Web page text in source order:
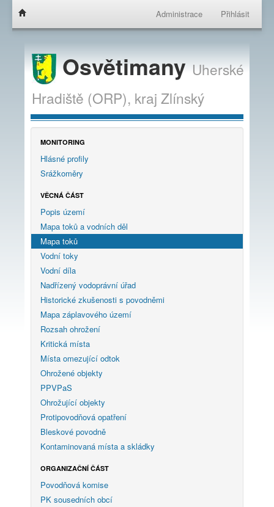
Administrace Přihlásit
OsvětimanyUherské
Hradiště (ORP), kraj Zlínský
MONITORING
Hlásné profily
Srážkoměry
VĚCNÁ ČÁST
Popis území
Mapa toků a vodních děl
Mapa toků
Vodní toky
Vodní díla
Nadřízený vodoprávní úřad
Historické zkušenosti s povodněmi
Mapa záplavového území
Rozsah ohrožení
Kritická místa
Místa omezující odtok
Ohrožené objekty
PPVPaS
Ohrožující objekty
Protipovodňová opatření
Bleskové povodně
Kontaminovaná místa a skládky
ORGANIZAČNÍ ČÁST
Povodňová komise
PK sousedních obcí